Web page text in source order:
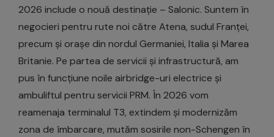
2026 include o nouă destinație – Salonic. Suntem în
negocieri pentru rute noi către Atena, sudul Franței,
precum și orașe din nordul Germaniei, Italia și Marea
Britanie. Pe partea de servicii și infrastructură, am
pus în funcțiune noile airbridge-uri electrice și
ambuliftul pentru servicii PRM. În 2026 vom
reamenaja terminalul T3, extindem și modernizăm
zona de îmbarcare, mutăm sosirile non-Schengen în